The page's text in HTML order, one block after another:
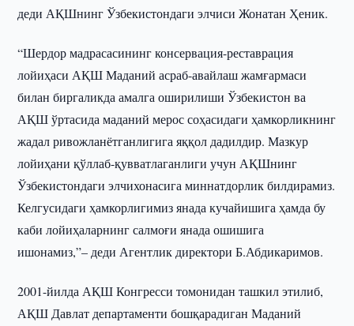
деди АҚШнинг Ўзбекистондаги элчиси Жонатан Ҳеник.
“Шердор мадрасасининг консервация-реставрация
лойиҳаси АҚШ Маданий асраб-авайлаш жамғармаси
билан биргаликда амалга оширилиши Ўзбекистон ва
АҚШ ўртасида маданий мерос соҳасидаги ҳамкорликнинг
жадал ривожланётганлигига яққол дадилдир. Мазкур
лойиҳани қўллаб-қувватлаганлиги учун АҚШнинг
Ўзбекистондаги элчихонасига миннатдорлик билдирамиз.
Келгусидаги ҳамкорлигимиз янада кучайишига ҳамда бу
каби лойиҳаларнинг салмоғи янада ошишига
ишонамиз,”– деди Агентлик директори Б.Абдикаримов.
2001-йилда АҚШ Конгресси томонидан ташкил этилиб,
АҚШ Давлат департаменти бошқарадиган Маданий